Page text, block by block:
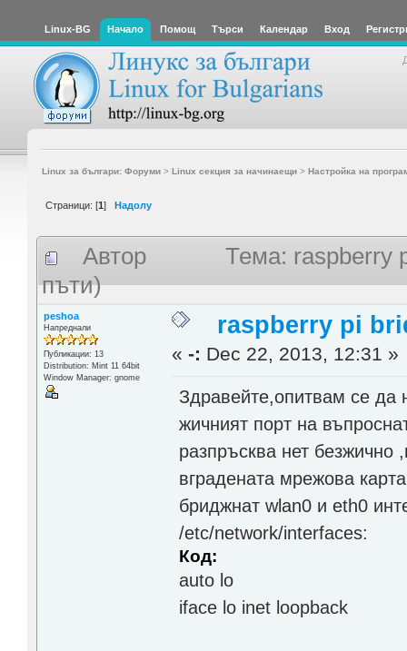
Linux-BG Начало Помощ Търси Календар Вход
Linux за българи: Форуми> Linux секция за начинаещи> Настройка на
Страници: [1] Надолу
Автор
Тема: raspberry
пъти)
peshoa
Напреднали
Публикации: 13
Distribution: Мint 11 64bit
Window Manager: gnome
raspberry pi
«-: Dec 22, 2013, 12:31 »
Здравейте,опитвам се да
жичният порт на
разпръсква нет безжично
вградената мрежова
бриджнат wlan0 и eth0
/etc/network/interfaces:
Код:
auto lo
iface lo inet loopback